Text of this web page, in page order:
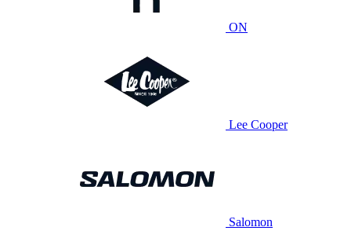
ON
Lee Cooper
Salomon